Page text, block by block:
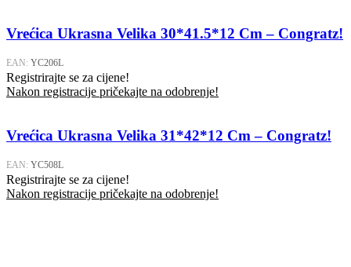
Vrećica Ukrasna Velika 30*41.5*12 Cm – Congratz!
EAN: YC206L
Registrirajte se za cijene!
Nakon registracije pričekajte na odobrenje!
Vrećica Ukrasna Velika 31*42*12 Cm – Congratz!
EAN: YC508L
Registrirajte se za cijene!
Nakon registracije pričekajte na odobrenje!